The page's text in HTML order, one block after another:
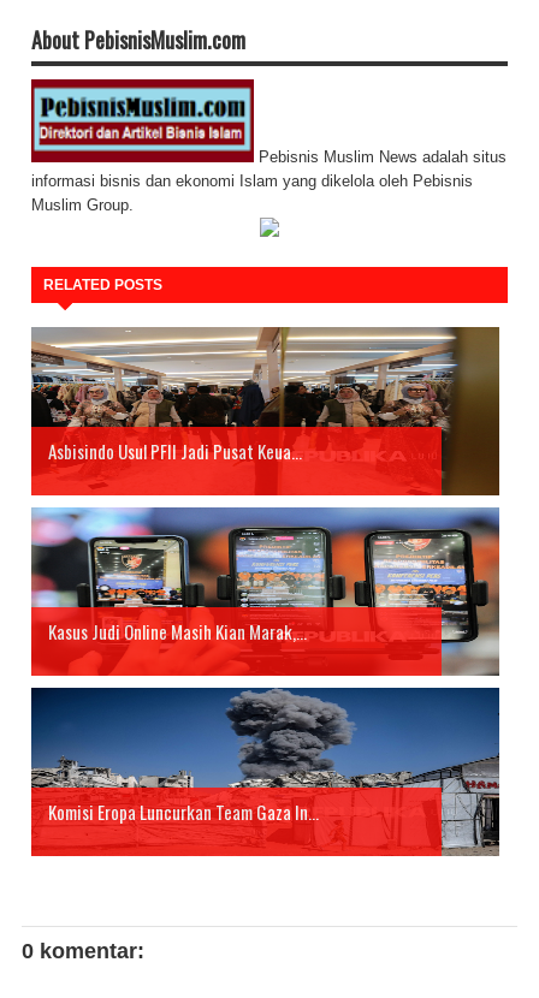
About PebisnisMuslim.com
Pebisnis Muslim News adalah situs
informasi bisnis dan ekonomi Islam yang dikelola oleh Pebisnis
Muslim Group.
RELATED POSTS
Asbisindo Usul PFII Jadi Pusat Keua...
Kasus Judi Online Masih Kian Marak,...
Komisi Eropa Luncurkan Team Gaza In...
0 komentar: